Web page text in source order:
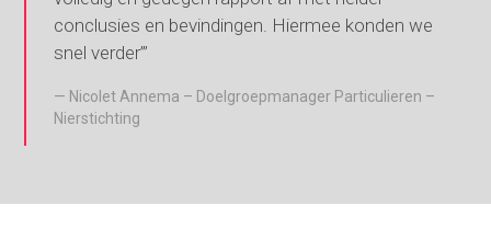
conclusies en bevindingen. Hiermee konden we
snel verder’”
Nicolet Annema – Doelgroepmanager Particulieren –
Nierstichting